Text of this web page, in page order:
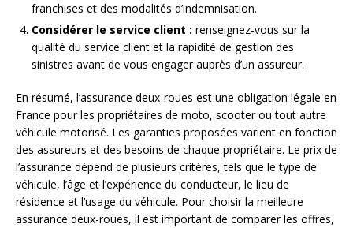
franchises et des modalités d’indemnisation.
Considérer le service client : renseignez-vous sur la
qualité du service client et la rapidité de gestion des
sinistres avant de vous engager auprès d’un assureur.
En résumé, l’assurance deux-roues est une obligation légale en
France pour les propriétaires de moto, scooter ou tout autre
véhicule motorisé. Les garanties proposées varient en fonction
des assureurs et des besoins de chaque propriétaire. Le prix de
l’assurance dépend de plusieurs critères, tels que le type de
véhicule, l’âge et l’expérience du conducteur, le lieu de
résidence et l’usage du véhicule. Pour choisir la meilleure
assurance deux-roues, il est important de comparer les offres,